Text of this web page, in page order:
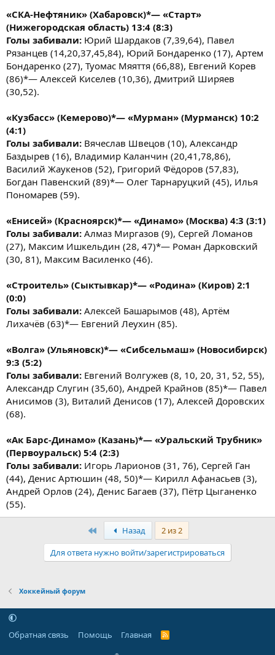
«СКА-Нефтяник» (Хабаровск)*— «Старт»
(Нижегородская область) 13:4 (8:3)
Голы забивали: Юрий Шардаков (7,39,64), Павел
Рязанцев (14,20,37,45,84), Юрий Бондаренко (17), Артем
Бондаренко (27), Туомас Мяяття (66,88), Евгений Корев
(86)*— Алексей Киселев (10,36), Дмитрий Ширяев
(30,52).
«Кузбасс» (Кемерово)*— «Мурман» (Мурманск) 10:2
(4:1)
Голы забивали: Вячеслав Швецов (10), Александр
Баздырев (16), Владимир Каланчин (20,41,78,86),
Василий Жаукенов (52), Григорий Фёдоров (57,83),
Богдан Павенский (89)*— Олег Тарнаруцкий (45), Илья
Пономарев (59).
«Енисей» (Красноярск)*— «Динамо» (Москва) 4:3 (3:1)
Голы забивали: Алмаз Миргазов (9), Сергей Ломанов
(27), Максим Ишкельдин (28, 47)*— Роман Дарковский
(30, 81), Максим Василенко (46).
«Строитель» (Сыктывкар)*— «Родина» (Киров) 2:1
(0:0)
Голы забивали: Алексей Башарымов (48), Артём
Лихачёв (63)*— Евгений Леухин (85).
«Волга» (Ульяновск)*— «Сибсельмаш» (Новосибирск)
9:3 (5:2)
Голы забивали: Евгений Волгужев (8, 10, 20, 31, 52, 55),
Александр Слугин (35,60), Андрей Крайнов (85)*— Павел
Анисимов (3), Виталий Денисов (17), Алексей Доровских
(68).
«Ак Барс-Динамо» (Казань)*— «Уральский Трубник»
(Первоуральск) 5:4 (2:3)
Голы забивали: Игорь Ларионов (31, 76), Сергей Ган
(44), Денис Артюшин (48, 50)*— Кирилл Афанасьев (3),
Андрей Орлов (24), Денис Багаев (37), Пётр Цыганенко
(55).
ПервыйНазад
2 из 2
Для ответа нужно войти/зарегистрироваться
Хоккейный форум
Обратная связь Помощь Главная
R